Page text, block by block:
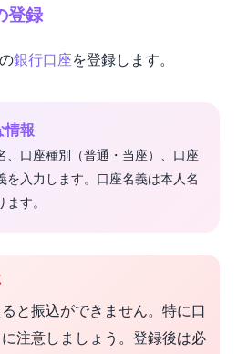
登録
銀行口座を登録します。
情報
、口座種別（普通・当座）、口座
を入力します。口座名義は本人名
す。
と振込ができません。特に口
注意しましょう。登録後は必